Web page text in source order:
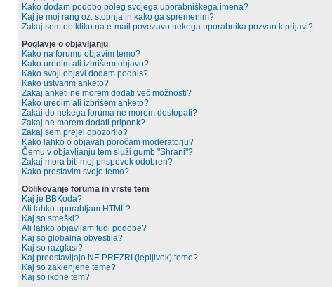
Kako dodam podobo poleg svojega uporabniškega imena?
Kaj je moj rang oz. stopnja in kako ga spremenim?
Zakaj sem ob kliku na e-mail povezavo nekega uporabnika pozvan k prijavi?
Poglavje o objavljanju
Kako na forumu objavim temo?
Kako uredim ali izbrišem objavo?
Kako svoji objavi dodam podpis?
Kako ustvarim anketo?
Zakaj anketi ne morem dodati več možnosti?
Kako uredim ali izbrišem anketo?
Zakaj do nekega foruma ne morem dostopati?
Zakaj ne morem dodati priponk?
Zakaj sem prejel opozorilo?
Kako lahko o objavah poročam moderatorju?
Čemu v objavljanju tem služi gumb "Shrani"?
Zakaj mora biti moj prispevek odobren?
Kako prestavim svojo temo?
Oblikovanje foruma in vrste tem
Kaj je BBKoda?
Ali lahko uporabljam HTML?
Kaj so smeški?
Ali lahko objavljam tudi podobe?
Kaj so globalna obvestila?
Kaj so razglasi?
Kaj predstavljajo NE PREZRI (lepljivek) teme?
Kaj so zaklenjene teme?
Kaj so ikone tem?